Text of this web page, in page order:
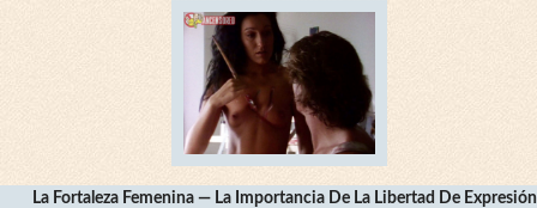
La Fortaleza Femenina — La Importancia De La Libertad De Expresión